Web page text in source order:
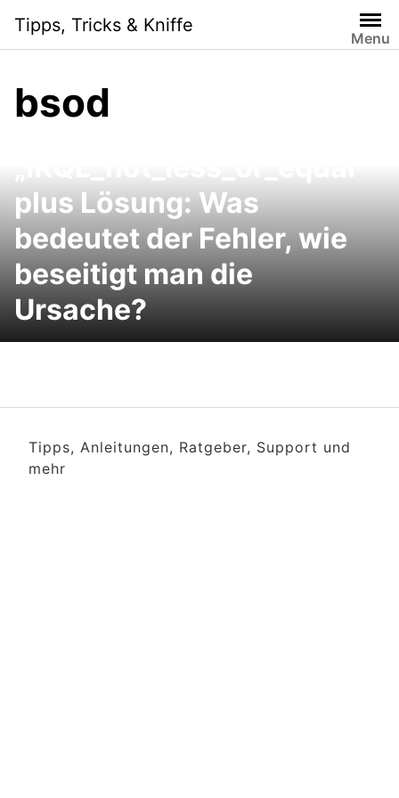
content
Tipps, Tricks & Kniffe
Menu
bsod
plus Lösung: Was
bedeutet der Fehler, wie
beseitigt man die
Ursache?
Tipps, Anleitungen, Ratgeber, Support und
mehr